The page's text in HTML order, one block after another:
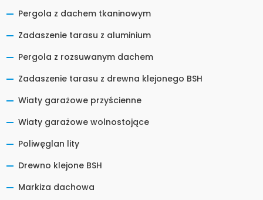
Pergola z dachem tkaninowym
Zadaszenie tarasu z aluminium
Pergola z rozsuwanym dachem
Zadaszenie tarasu z drewna klejonego BSH
Wiaty garażowe przyścienne
Wiaty garażowe wolnostojące
Poliwęglan lity
Drewno klejone BSH
Markiza dachowa